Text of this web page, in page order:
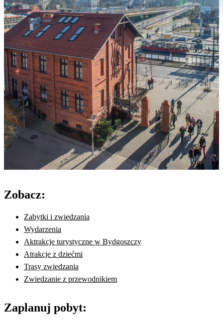
Zobacz:
Zabytki i zwiedzania
Wydarzenia
Aktrakcje turystyczne w Bydgoszczy
Atrakcje z dziećmi
Trasy zwiedzania
Zwiedzanie z przewodnikiem
Zaplanuj pobyt: